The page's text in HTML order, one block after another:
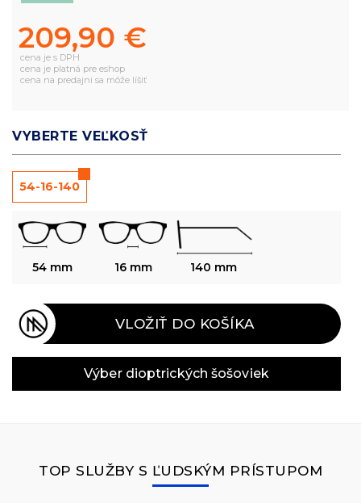
209,90 €
cena je s DPH
cena je platná pre eshop
cena na predajni sa môže líšiť
VYBERTE VEĽKOSŤ
54-16-140
54 mm 16 mm 140 mm
VLOŽIŤ DO KOŠÍKA
Výber dioptrických šošoviek
TOP SLUŽBY S ĽUDSKÝM PRÍSTUPOM